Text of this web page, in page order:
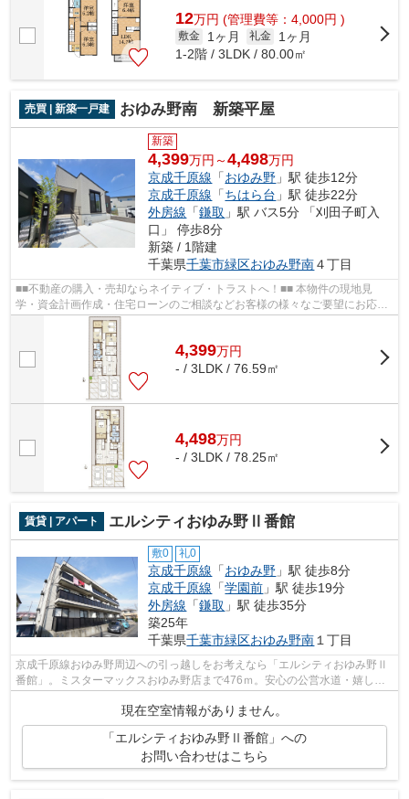
12万円 (管理費等：4,000円 )
敷金 1ヶ月 礼金
1ヶ月
1-2階 / 3LDK / 80.00㎡
売買 | 新築一戸建 おゆみ野南 新築平屋
新築
4,399万円～4,498万円
京成千原線 「おゆみ野 」駅 徒歩12分
京成千原線 「ちはら台 」駅 徒歩22分
外房線 「鎌取 」駅 バス5分 「刈田子町入
口」 停歩8分
新築 / 1階建
千葉県千葉市緑区おゆみ野南４丁目
■■不動産の購入・売却ならネイティブ・トラストへ！■■ 本物件の現地見
学・資金計画作成・住宅ローンのご相談などお客様の様々なご要望にお応え
させていただきます。043-300-0082からネ...
4,399万円
- / 3LDK / 76.59㎡
4,498万円
- / 3LDK / 78.25㎡
賃貸 | アパート エルシティおゆみ野Ⅱ番館
敷0 礼0
京成千原線 「おゆみ野 」駅 徒歩8分
京成千原線 「学園前 」駅 徒歩19分
外房線 「鎌取 」駅 徒歩35分
築25年
千葉県千葉市緑区おゆみ野南 １丁目
京成千原線おゆみ野周辺への引っ越しをお考えなら「エルシティおゆみ野Ⅱ
番館」。ミスターマックスおゆみ野店まで476ｍ。安心の公営水道・嬉しい
公共下水。長年住むのなら、軽量鉄骨の...
現在空室情報がありません。
「エルシティおゆみ野Ⅱ番館」への
お問い合わせはこちら